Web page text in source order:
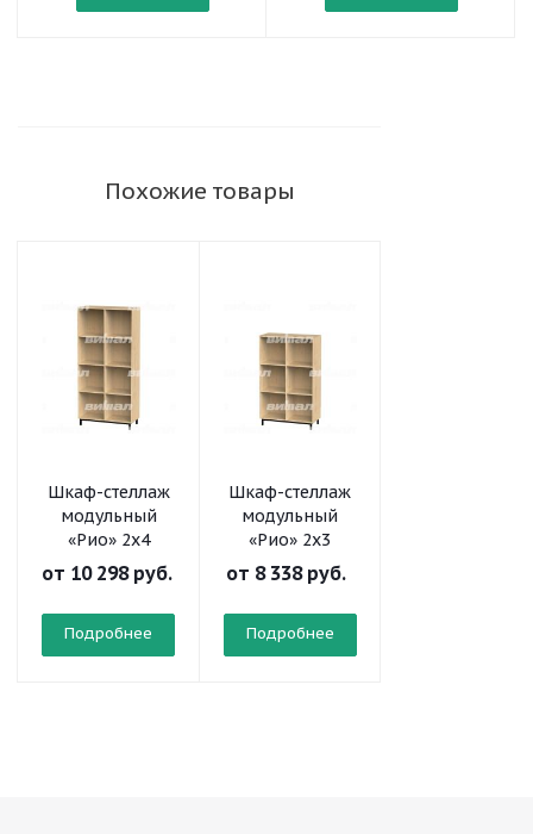
Похожие товары
Шкаф-стеллаж
модульный
«Рио» 2х4
от 10 298 руб.
Подробнее
Шкаф-стеллаж
модульный
«Рио» 2х3
от 8 338 руб.
Подробнее